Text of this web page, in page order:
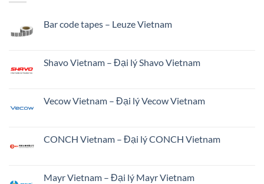
Bar code tapes – Leuze Vietnam
Shavo Vietnam – Đại lý Shavo Vietnam
Vecow Vietnam – Đại lý Vecow Vietnam
CONCH Vietnam – Đại lý CONCH Vietnam
Mayr Vietnam – Đại lý Mayr Vietnam